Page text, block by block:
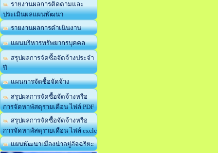
รายงานผลการติดตามและ
ประเมินผลแผนพัฒนา
รายงานผลการดำเนินงาน
แผนบริหารทรัพยากรบุคคล
สรุปผลการจัดซื้อจัดจ้างประจำ
ปี
แผนการจัดซื้อจัดจ้าง
สรุปผลการจัดซื้อจัดจ้างหรือ
การจัดหาพัสดุรายเดือน ไฟล์ PDF
สรุปผลการจัดซื้อจัดจ้างหรือ
การจัดหาพัสดุรายเดือน ไฟล์ excle
แผนพัฒนาเมืองน่าอยู่อัจฉริยะ